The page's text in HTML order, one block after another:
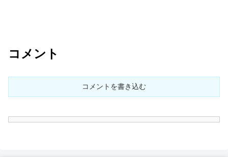
コメント
コメントを書き込む